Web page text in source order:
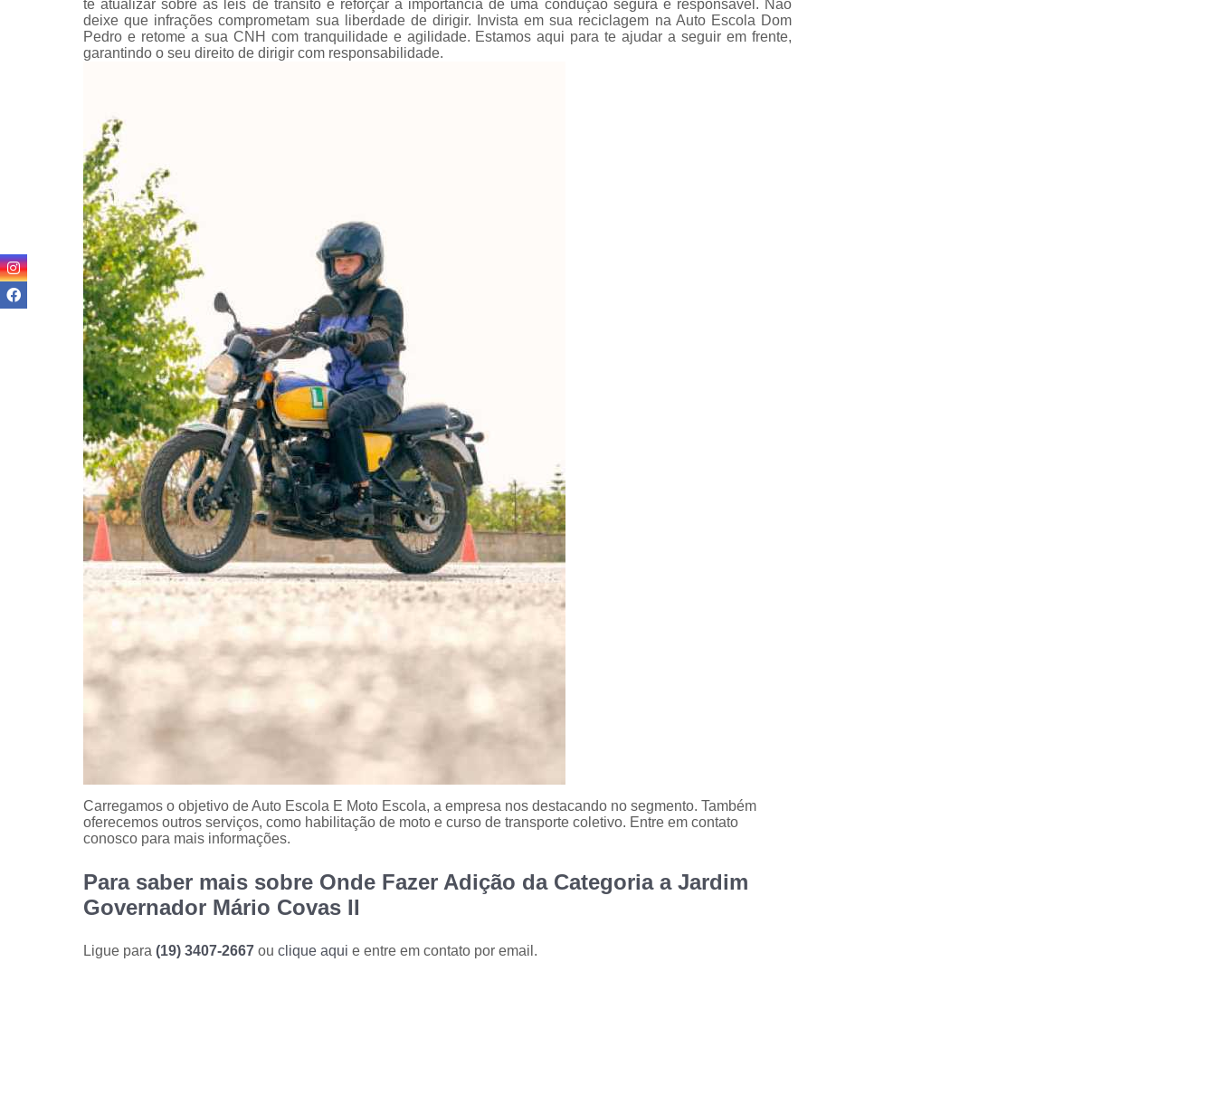
te atualizar sobre as leis de trânsito e reforçar a importância de uma condução segura e responsável. Não
deixe que infrações comprometam sua liberdade de dirigir. Invista em sua reciclagem na Auto Escola Dom
Pedro e retome a sua CNH com tranquilidade e agilidade. Estamos aqui para te ajudar a seguir em frente,
garantindo o seu direito de dirigir com responsabilidade.
Carregamos o objetivo de Auto Escola E Moto Escola, a empresa nos destacando no segmento. Também
oferecemos outros serviços, como habilitação de moto e curso de transporte coletivo. Entre em contato
conosco para mais informações.
Para saber mais sobre Onde Fazer Adição da Categoria a Jardim
Governador Mário Covas II
Ligue para (19) 3407-2667 ou clique aqui e entre em contato por email.